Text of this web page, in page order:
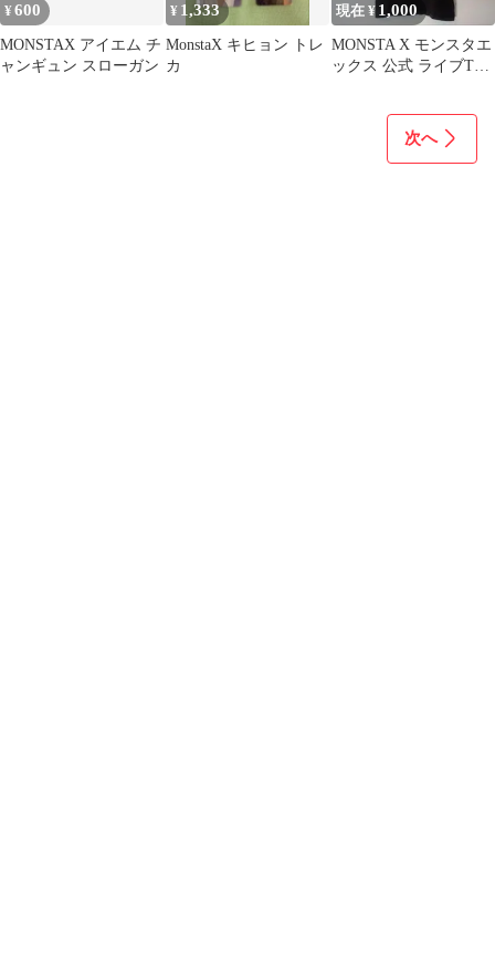
¥600
MONSTAX アイエム チ
ャンギュン スローガン
¥ 1,333
MonstaX キヒョン トレ
カ
現在 ¥ 1,000
MONSTA X モンスタエ
ックス 公式 ライブTシ
次へ